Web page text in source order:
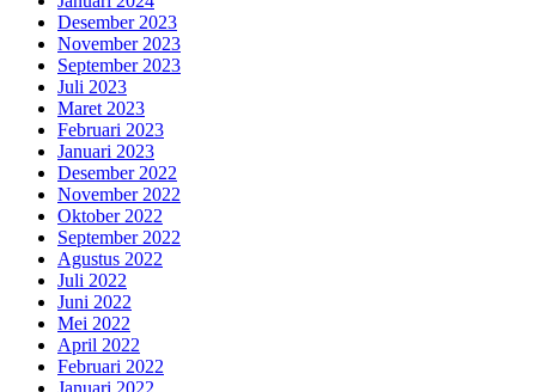
Desember 2023
November 2023
September 2023
Juli 2023
Maret 2023
Februari 2023
Januari 2023
Desember 2022
November 2022
Oktober 2022
September 2022
Agustus 2022
Juli 2022
Juni 2022
Mei 2022
April 2022
Februari 2022